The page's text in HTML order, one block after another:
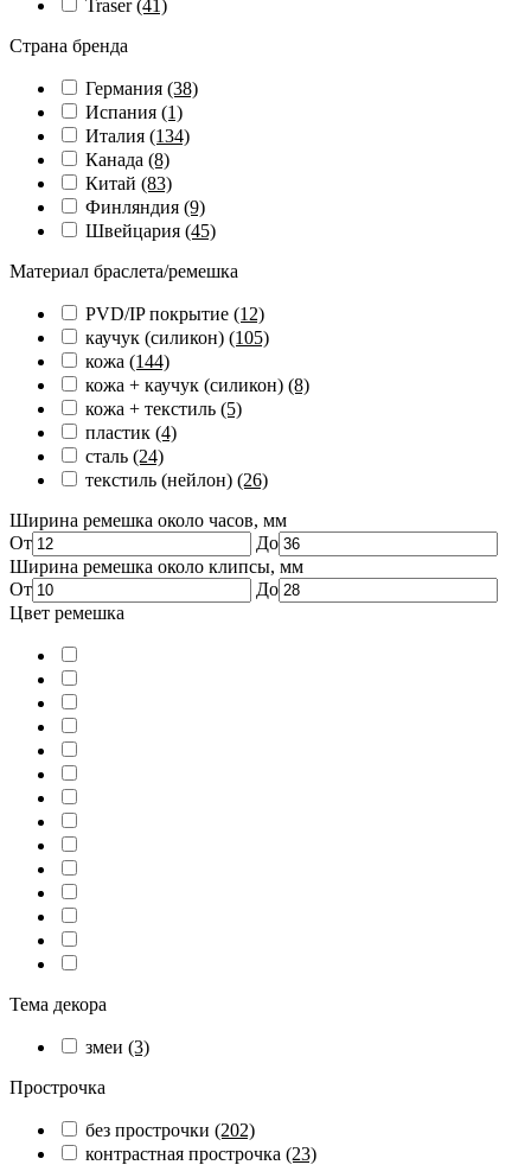
Traser(41)
Страна бренда
Германия (38)
Испания (1)
Италия (134)
Канада (8)
Китай (83)
Финляндия (9)
Швейцария (45)
Материал браслета/ремешка
PVD/IP покрытие (12)
каучук (силикон) (105)
кожа (144)
кожа + каучук (силикон) (8)
кожа + текстиль (5)
пластик (4)
сталь (24)
текстиль (нейлон) (26)
Ширина ремешка около часов, мм
От
До
Ширина ремешка около клипсы, мм
От
До
Цвет ремешка
Тема декора
змеи (3)
Прострочка
без прострочки (202)
контрастная прострочка (23)